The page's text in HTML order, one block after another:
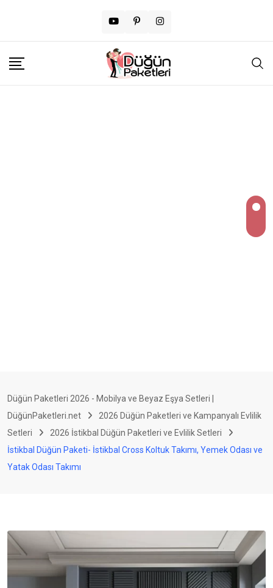
Düğün Paketleri 2026 - Mobilya ve Beyaz Eşya Setleri |
DüğünPaketleri.net
2026 Düğün Paketleri ve Kampanyalı Evlilik
Setleri
2026 İstikbal Düğün Paketleri ve Evlilik Setleri
İstikbal Düğün Paketi- İstikbal Cross Koltuk Takımı, Yemek Odası ve
Yatak Odası Takımı